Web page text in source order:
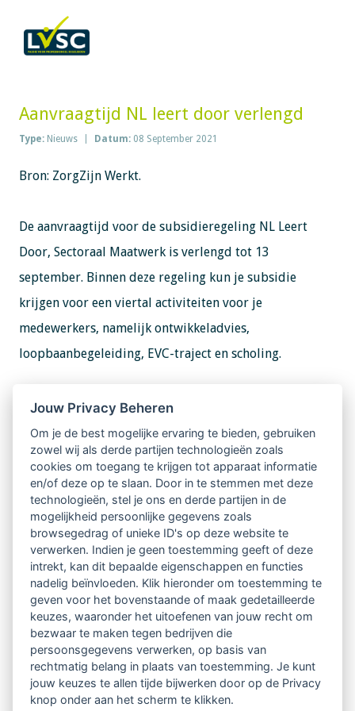
Aanvraagtijd NL leert door verlengd
Type: Nieuws Datum: 08 September 2021
Bron: ZorgZijn Werkt.
De aanvraagtijd voor de subsidieregeling NL Leert
Door, Sectoraal Maatwerk is verlengd tot 13
september. Binnen deze regeling kun je subsidie
krijgen voor een viertal activiteiten voor je
medewerkers, namelijk ontwikkeladvies,
loopbaanbegeleiding, EVC-traject en scholing.
Ook is aangekondigd dat de regeling zelf wordt
verlengd met vier maanden. Dit betekent dat
activiteiten uiterlijk 1 september 2022 afgerond
dienen te zijn om in aanmerking te komen voor
subsidie i.p.v. de eerder gecommuniceerde datum 1
mei 2022. Dit biedt mogelijk kansen om voor meer
medewerkers subsidie te ontvangen bij het inzetten
van de bovengenoemde activiteiten.
Kortom, heb je medewerkers die je een perspectief
wilt bieden d.m.v. ontwikkel-/loopbaanadvies, een
EVC-traject of scholing? Meld het dan uiterlijk 13
september bij ons.
Jouw Privacy Beheren
Om je de best mogelijke ervaring te bieden, gebruiken
zowel wij als derde partijen technologieën zoals
cookies om toegang te krijgen tot apparaat informatie
en/of deze op te slaan. Door in te stemmen met deze
technologieën, stel je ons en derde partijen in de
mogelijkheid persoonlijke gegevens zoals
browsegedrag of unieke ID's op deze website te
verwerken. Indien je geen toestemming geeft of deze
intrekt, kan dit bepaalde eigenschappen en functies
nadelig beïnvloeden. Klik hieronder om toestemming te
geven voor het bovenstaande of maak gedetailleerde
keuzes, waaronder het uitoefenen van jouw recht om
bezwaar te maken tegen bedrijven die
persoonsgegevens verwerken, op basis van
rechtmatig belang in plaats van toestemming. Je kunt
jouw keuzes te allen tijde bijwerken door op de Privacy
knop onder aan het scherm te klikken.